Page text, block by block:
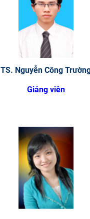
TS. Nguyễn Công
Giảng viên